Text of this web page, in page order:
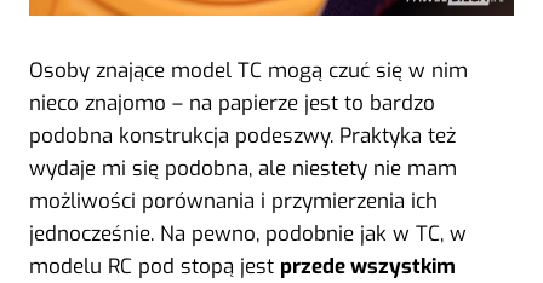
Osoby znające model TC mogą czuć się w nim
nieco znajomo – na papierze jest to bardzo
podobna konstrukcja podeszwy. Praktyka też
wydaje mi się podobna, ale niestety nie mam
możliwości porównania i przymierzenia ich
jednocześnie. Na pewno, podobnie jak w TC, w
modelu RC pod stopą jest przede wszystkim